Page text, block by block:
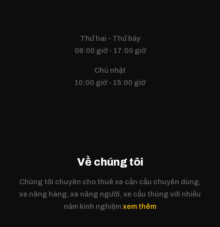
Thứ hai - Thứ bảy
08:00 giờ - 17:00 giờ
Chủ nhật
10:00 giờ - 15:00 giờ
Về chúng tôi
Chúng tôi chuyên cho thuê xe cần cẩu chuyên dùng,
xe nâng hàng, xe nâng người, xe cẩu thùng với nhiều
năm kinh nghiệmxem thêm